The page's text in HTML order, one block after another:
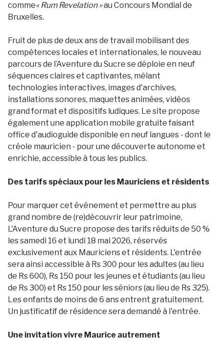
comme« Rum Revelation »au Concours Mondial de
Bruxelles.
Fruit de plus de deux ans de travail mobilisant des
compétences locales et internationales, le nouveau
parcours de l’Aventure du Sucre se déploie en neuf
séquences claires et captivantes, mêlant
technologies interactives, images d'archives,
installations sonores, maquettes animées, vidéos
grand format et dispositifs ludiques. Le site propose
également une application mobile gratuite faisant
office d'audioguide disponible en neuf langues - dont le
créole mauricien - pour une découverte autonome et
enrichie, accessible à tous les publics.
Des tarifs spéciaux pour les Mauriciens et résidents
Pour marquer cet événement et permettre au plus
grand nombre de (re)découvrir leur patrimoine,
L'Aventure du Sucre propose des tarifs réduits de 50 %
les samedi 16 et lundi 18 mai 2026, réservés
exclusivement aux Mauriciens et résidents. L'entrée
sera ainsi accessible à Rs 300 pour les adultes (au lieu
de Rs 600), Rs 150 pour les jeunes et étudiants (au lieu
de Rs 300) et Rs 150 pour les séniors (au lieu de Rs 325).
Les enfants de moins de 6 ans entrent gratuitement.
Un justificatif de résidence sera demandé à l'entrée.
Une invitation vivre Maurice autrement